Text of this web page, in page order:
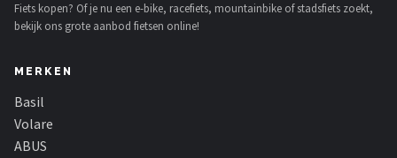
Fiets kopen? Of je nu een e-bike, racefiets, mountainbike of stadsfiets zoekt,
bekijk ons grote aanbod fietsen online!
MERKEN
Basil
Volare
ABUS